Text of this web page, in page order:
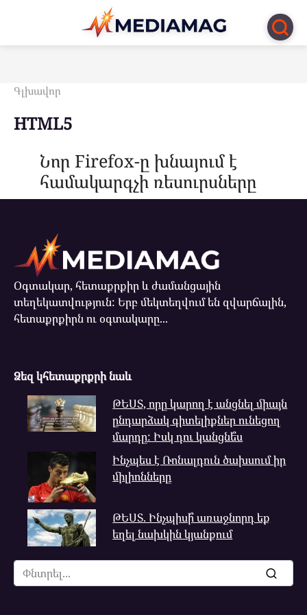
Перейти
контенту
Գլխավոր
HTML5
Նոր Firefox-ը խնայում է
համակարգչի ռեսուրսները
Օգտակար, հետաքրքիր և ժամանցային
տեղեկատվություն: Երբ մեկտեղվում են զվարճալին,
հետաքրքիրն ու օգտակարը...
Ձեզ կհետաքրքրի նաև
ԹԵՍՏ, որը կարող է անցնել միայն
ընդարձակ գիտելիքներ ունեցող
մարդը: Իսկ դու կանցնե՞ս
Ինչպես է Ռոնալդուն ծախսում իր
միլիոնները
ԹԵՍՏ. Ինչպիսի՞ առաջնորդ եք
եղել նախկին կյանքում
Search
for: